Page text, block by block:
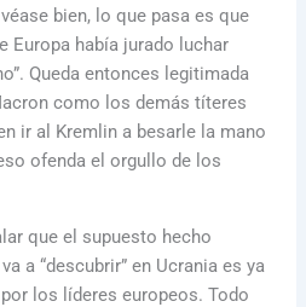
bien, lo que pasa es que
Europa había jurado luchar
Queda entonces legitimada
como los demás títeres
ir al Kremlin a besarle la mano
ofenda el orgullo de los
que el supuesto hecho
a “descubrir” en Ucrania es ya
los líderes europeos. Todo